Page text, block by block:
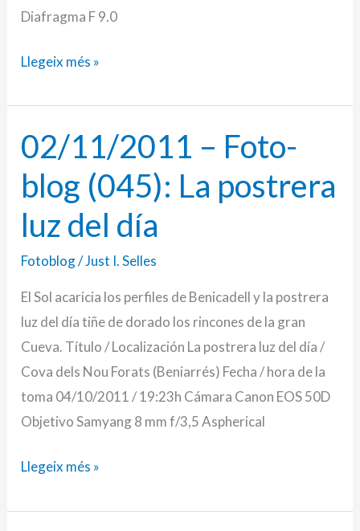
Diafragma F 9.0
Llegeix més »
02/11/2011 – Foto-
blog (045): La postrera
luz del día
Fotoblog/Just I. Selles
El Sol acaricia los perfiles de Benicadell y la postrera
luz del día tiñe de dorado los rincones de la gran
Cueva. Título / Localización La postrera luz del día /
Cova dels Nou Forats (Beniarrés) Fecha / hora de la
toma 04/10/2011 / 19:23h Cámara Canon EOS 50D
Objetivo Samyang 8 mm f/3,5 Aspherical
02/11/2011
–
Foto-
blog
(045):
La
postrera
luz
del
día
Llegeix més »